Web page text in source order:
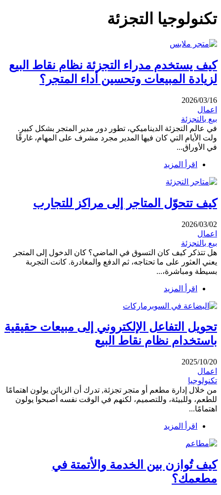
تكنولوجيا التجزئة
كيف يستخدم مدراء التجزئة نظام نقاط البيع
لزيادة المبيعات وتحسين أداء المتجر؟
2026/03/16
اعمال
بيع بالتجزئة
في عالم التجزئة الديناميكي، تطور دور مدير المتجر بشكل كبير.
ولت الأيام التي كان فيها المدير مجرد مشرف على المهام، غارقًا
في الأوراق...
اقرأ المزيد
كيف تتحوّل المتاجر إلى مراكز للتجارب
2026/03/02
اعمال
بيع بالتجزئة
هل تتذكر كيف كان التسوق في الماضي؟ كان الدخول إلى المتجر
يعني العثور على ما تحتاجه، ثم الدفع والمغادرة. كانت التجربة
بسيطة ومباشرة،...
اقرأ المزيد
تحويل التفاعل الإلكتروني إلى مبيعات حقيقية
باستخدام نظام نقاط البيع
2025/10/20
اعمال
تكنولوجيا
من خلال إدارة مطعم أو متجر تجزئة, تدرك أن الزبائن يولون اهتمامًا
للطعم، وللبيئة، وللتصميم، لكنهم في الوقت نفسه أصبحوا يولون
اهتمامًا...
اقرأ المزيد
كيف تُوازن بين الخدمة والأتمتة في
مطعمك؟